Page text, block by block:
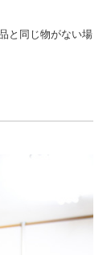
と同じ物がない場